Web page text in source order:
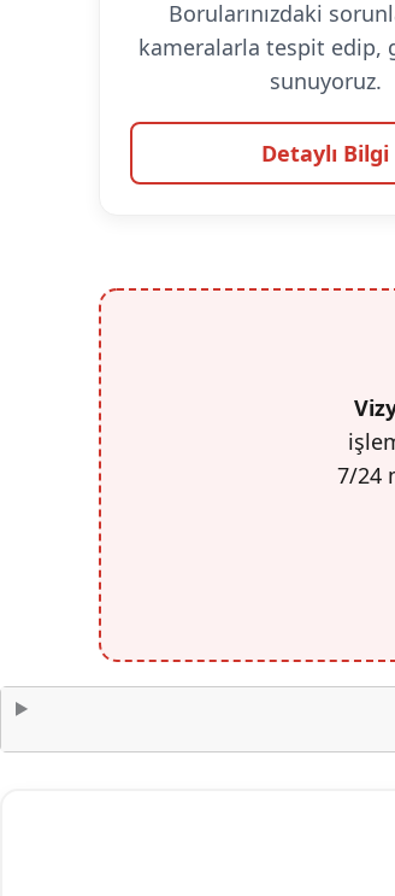
Borularınızdaki
kameralarla tespit edip,
sunuyoruz.
Detaylı Bilgi
7/24